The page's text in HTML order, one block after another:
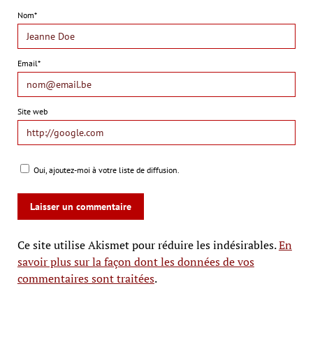
Nom*
Email*
Site web
Oui, ajoutez-moi à votre liste de diffusion.
Ce site utilise Akismet pour réduire les indésirables.En
savoir plus sur la façon dont les données de vos
commentaires sont traitées.